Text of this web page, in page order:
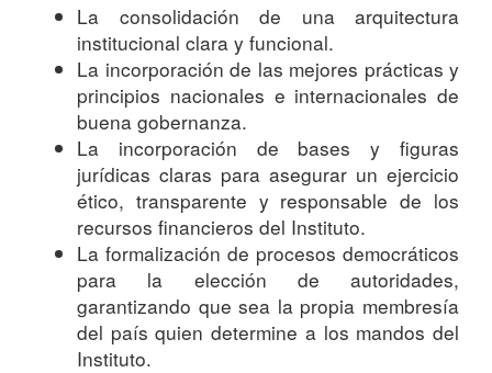
La consolidación de una arquitectura
institucional clara y funcional.
La incorporación de las mejores prácticas y
principios nacionales e internacionales de
buena gobernanza.
La incorporación de bases y figuras
jurídicas claras para asegurar un ejercicio
ético, transparente y responsable de los
recursos financieros del Instituto.
La formalización de procesos democráticos
para la elección de autoridades,
garantizando que sea la propia membresía
del país quien determine a los mandos del
Instituto.